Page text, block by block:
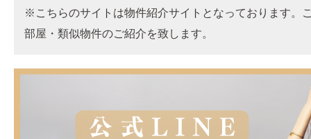
※こちらのサイトは物件紹介サイトとなっております。
部屋・類似物件のご紹介を致します。